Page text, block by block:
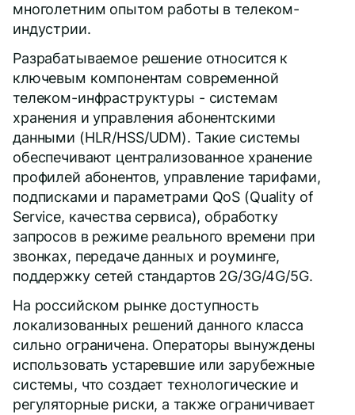
многолетним опытом работы в телеком-
индустрии.
Разрабатываемое решение относится к
ключевым компонентам современной
телеком-инфраструктуры - системам
хранения и управления абонентскими
данными (HLR/HSS/UDM). Такие системы
обеспечивают централизованное хранение
профилей абонентов, управление тарифами,
подписками и параметрами QoS (Quality of
Service, качества сервиса), обработку
запросов в режиме реального времени при
звонках, передаче данных и роуминге,
поддержку сетей стандартов 2G/3G/4G/5G.
На российском рынке доступность
локализованных решений данного класса
сильно ограничена. Операторы вынуждены
использовать устаревшие или зарубежные
системы, что создает технологические и
регуляторные риски, а также ограничивает
Политика обработки персональных данных
Благодарим за заявку!
После обработки заявки с вами свяжется наш
специалист.
Не волнуйтесь, если пропустите звонок, мы
обязательноперезвоним еще раз!